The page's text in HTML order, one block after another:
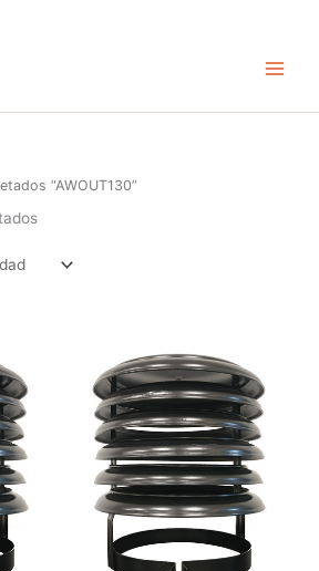
Menu
“AWOUT130”